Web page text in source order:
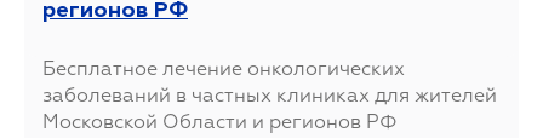
регионов РФ
Бесплатное лечение онкологических
заболеваний в частных клиниках для жителей
Московской Области и регионов РФ